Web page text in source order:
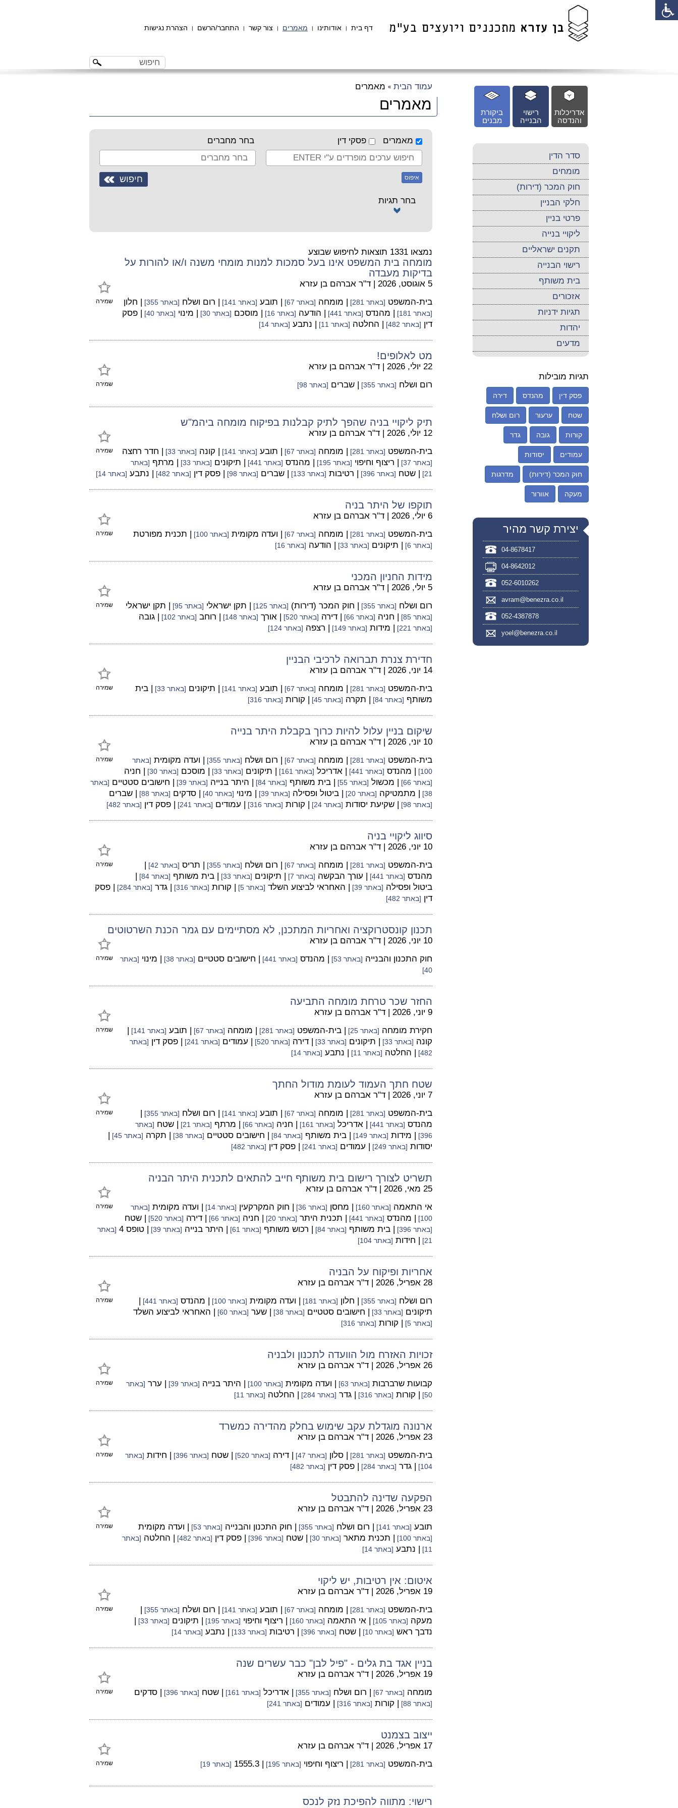
דף בית | אודותינו | מאמרים | צור קשר | התחבר/הרשם | הצהרת נגישות
עמוד הבית » מאמרים
מאמרים
מאמרים פסקי דין בחר מחברים
איפוס
בחר תגיות
נמצאו 1331 תוצאות לחיפוש שבוצע
מומחה בית המשפט אינו בעל סמכות למנות מומחי משנה ו/או להורות על
בדיקות מעבדה
שמירה
5 אוגוסט, 2026 | ד"ר אברהם בן עזרא
בית-המשפט [באתר 281] | מומחה [באתר 67] | תובע [באתר 141] | רום ושלח [באתר 355] | חלון
[באתר 181] | מהנדס [באתר 441] | הודעה [באתר 16] | מוסכם [באתר 30] | מינוי [באתר 40]
| פסק
דין [באתר 482] | החלטה [באתר 11] | נתבע [באתר 14]
מט לאלופים!
שמירה
22 יולי, 2026 | ד"ר אברהם בן עזרא
רום ושלח [באתר 355] | שברים [באתר 98]
תיק ליקויי בניה שהפך לתיק קבלנות בפיקוח מומחה ביהמ"ש
שמירה
12 יולי, 2026 | ד"ר אברהם בן עזרא
בית-המשפט [באתר 281] | מומחה [באתר 67] | תובע [באתר 141] | קונה [באתר 33] | חדר רחצה
[באתר 37] | ריצוף וחיפוי [באתר 195] | מהנדס [באתר 441] | תיקונים [באתר 33] | מרתף [באתר
21] | שטח [באתר 396] | רטיבות [באתר 133] | שברים [באתר 98] | פסק דין [באתר 482] | נתבע [באתר 14]
תוקפו של היתר בניה
שמירה
6 יולי, 2026 | ד"ר אברהם בן עזרא
בית-המשפט [באתר 281] | מומחה [באתר 67] | ועדה מקומית [באתר 100] | תכנית מפורטת
[באתר 6] | תיקונים [באתר 33] | הודעה [באתר 16]
מידות החניון המכני
שמירה
5 יולי, 2026 | ד"ר אברהם בן עזרא
רום ושלח [באתר 355] | חוק המכר (דירות) [באתר 125] | תקן ישראלי [באתר 95] | תקן ישראלי
[באתר 85] | חניה [באתר 66] | דירה [באתר 520] | אורך [באתר 148] | רוחב [באתר 102] | גובה
[באתר 221] | מידות [באתר 149] | רצפה [באתר 124]
חדירת צנרת תברואה לרכיבי הבניין
שמירה
14 יוני, 2026 | ד"ר אברהם בן עזרא
בית-המשפט [באתר 281] | מומחה [באתר 67] | תובע [באתר 141] | תיקונים [באתר 33]
| בית
משותף [באתר 84] | תקרה [באתר 45] | קורות [באתר 316]
שיקום בניין עלול להיות כרוך בקבלת היתר בנייה
שמירה
10 יוני, 2026 | ד"ר אברהם בן עזרא
בית-המשפט [באתר 281] | מומחה [באתר 67] | רום ושלח [באתר 355] | ועדה מקומית [באתר
100]
| מהנדס [באתר 441] | אדריכל [באתר 161] | תיקונים [באתר 33] | מוסכם [באתר 30] | חניה
[באתר 66] | מכשול [באתר 55] | בית משותף [באתר 84] | היתר בנייה [באתר 39] | חישובים סטטיים [באתר
38] | מתמטיקה [באתר 20] | ביטול ופסילה [באתר 39] | מינוי [באתר 40] | סדקים [באתר 88] | שברים
[באתר 98] | שקיעת יסודות [באתר 24] | קורות [באתר 316] | עמודים [באתר 241] | פסק דין [באתר 482]
סיווג ליקויי בניה
שמירה
10 יוני, 2026 | ד"ר אברהם בן עזרא
בית-המשפט [באתר 281] | מומחה [באתר 67] | רום ושלח [באתר 355] | תריס [באתר 42]
|
מהנדס [באתר 441] | עורך הבקשה [באתר 7] | תיקונים [באתר 33] | בית משותף [באתר 84]
|
ביטול ופסילה [באתר 39] | האחראי לביצוע השלד [באתר 5] | קורות [באתר 316] | גדר [באתר 284]
| פסק
דין [באתר 482]
תכנון קונסטרוקציה ואחריות המתכנן, לא מסתיימים עם גמר הכנת השרטוטים
שמירה
10 יוני, 2026 | ד"ר אברהם בן עזרא
חוק התכנון והבנייה [באתר 53] | מהנדס [באתר 441] | חישובים סטטיים [באתר 38] | מינוי [באתר
40]
החזר שכר טרחת מומחה התביעה
שמירה
9 יוני, 2026 | ד"ר אברהם בן עזרא
חקירת מומחה [באתר 25] | בית-המשפט [באתר 281] | מומחה [באתר 67] | תובע [באתר 141]
|
קונה [באתר 33] | תיקונים [באתר 33] | דירה [באתר 520] | עמודים [באתר 241] | פסק דין [באתר
482] | החלטה [באתר 11] | נתבע [באתר 14]
שטח חתך העמוד לעומת מודול החתך
שמירה
7 יוני, 2026 | ד"ר אברהם בן עזרא
בית-המשפט [באתר 281] | מומחה [באתר 67] | תובע [באתר 141] | רום ושלח [באתר 355]
|
מהנדס [באתר 441] | אדריכל [באתר 161] | חניה [באתר 66] | מרתף [באתר 21] | שטח [באתר
396] | מידות [באתר 149] | בית משותף [באתר 84] | חישובים סטטיים [באתר 38] | תקרה [באתר 45]
|
יסודות [באתר 249] | עמודים [באתר 241] | פסק דין [באתר 482]
תשריט לצורך רישום בית משותף חייב להתאים לתכנית היתר הבניה
שמירה
25 מאי, 2026 | ד"ר אברהם בן עזרא
אי התאמה [באתר 160] | מחסן [באתר 36] | חוק המקרקעין [באתר 14] | ועדה מקומית [באתר
100]
| מהנדס [באתר 441] | תכנית היתר [באתר 20] | חניה [באתר 66] | דירה [באתר 520] | שטח
[באתר 396] | בית משותף [באתר 84] | רכוש משותף [באתר 61] | היתר בנייה [באתר 39] | טופס 4
[באתר
21] | חידות [באתר 104]
אחריות ופיקוח על הבניה
שמירה
28 אפריל, 2026 | ד"ר אברהם בן עזרא
רום ושלח [באתר 355] | חלון [באתר 181] | ועדה מקומית [באתר 100] | מהנדס [באתר 441]
|
תיקונים [באתר 33] | חישובים סטטיים [באתר 38] | שער [באתר 60] | האחראי לביצוע השלד
[באתר 5] | קורות [באתר 316]
זכויות האזרח מול הוועדה לתכנון ולבניה
שמירה
26 אפריל, 2026 | ד"ר אברהם בן עזרא
קבועות שרברבות [באתר 63] | ועדה מקומית [באתר 100] | היתר בנייה [באתר 39] | ערר [באתר
50] | קורות [באתר 316] | גדר [באתר 284] | החלטה [באתר 11]
ארנונה מוגדלת עקב שימוש בחלק מהדירה כמשרד
שמירה
23 אפריל, 2026 | ד"ר אברהם בן עזרא
בית-המשפט [באתר 281] | סלון [באתר 47] | דירה [באתר 520] | שטח [באתר 396] | חידות [באתר
104]
| גדר [באתר 284] | פסק דין [באתר 482]
הפקעה שדינה להתבטל
שמירה
23 אפריל, 2026 | ד"ר אברהם בן עזרא
תובע [באתר 141] | רום ושלח [באתר 355] | חוק התכנון והבנייה [באתר 53] | ועדה מקומית
[באתר 100] | תכנית מתאר [באתר 30] | שטח [באתר 396] | פסק דין [באתר 482] | החלטה [באתר
11]
| נתבע [באתר 14]
איטום: אין רטיבות, יש ליקוי
שמירה
19 אפריל, 2026 | ד"ר אברהם בן עזרא
בית-המשפט [באתר 281] | מומחה [באתר 67] | תובע [באתר 141] | רום ושלח [באתר 355]
|
מעקה [באתר 105] | אי התאמה [באתר 160] | ריצוף וחיפוי [באתר 195] | תיקונים [באתר 33]
|
נדבך ראש [באתר 10] | שטח [באתר 396] | רטיבות [באתר 133] | נתבע [באתר 14]
בניין אגד בת גלים - "פיל לבן" כבר עשרים שנה
שמירה
19 אפריל, 2026 | ד"ר אברהם בן עזרא
מומחה [באתר 67] | רום ושלח [באתר 355] | אדריכל [באתר 161] | שטח [באתר 396] | סדקים
[באתר 88] | קורות [באתר 316] | עמודים [באתר 241]
ייצוב בצמנט
שמירה
17 אפריל, 2026 | ד"ר אברהם בן עזרא
בית-המשפט [באתר 281] | ריצוף וחיפוי [באתר 195] | 1555.3 [באתר 19]
רישוי: מתווה להפיכת נזק לנכס
ביקורת
מבנים
רישוי
הבנייה
אדריכלות
והנדסה
סדר הדין
מומחים
חוק המכר (דירות)
חלקי הבניין
פרטי בניין
ליקויי בנייה
תקנים ישראליים
רישוי הבנייה
בית משותף
אזכורים
תגיות ידניות
יהדות
מדעים
תגיות מובילות
פסק דין מהנדס דירה
שטח ערעור רום ושלח
קורות גובה גדר
עמודים יסודות
חוק המכר (דירות) מדרגות
מעקה אוורור
יצירת קשר מהיר
04-8678417
04-8642012
052-6010262
avram@benezra.co.il
052-4387878
yoel@benezra.co.il